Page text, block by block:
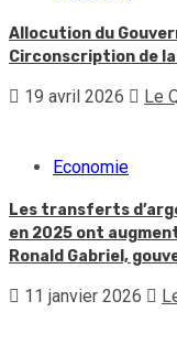
Allocution du
Circonscription de la
19 avril 2026 Le
Economie
Les transferts
en 2025 ont
Ronald Gabriel,
11 janvier 2026